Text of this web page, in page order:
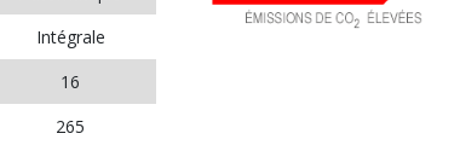
Intégrale
16
265